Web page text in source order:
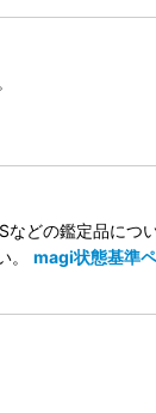
などの鑑定品につ
。 magi状態基準